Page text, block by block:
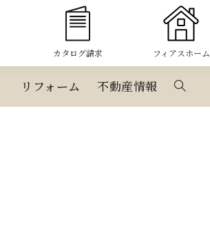
カタログ請求 フィアスホーム
リフォーム 不動産情報 ウ